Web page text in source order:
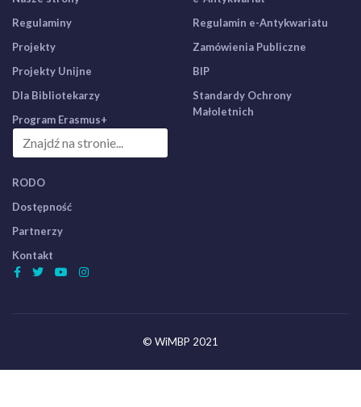
Regulaminy
Projekty
Projekty Unijne
Dla Bibliotekarzy
Program Erasmus+
Regulamin e-Antykwariatu
Zamówienia Publiczne
BIP
Standardy Ochrony
Małoletnich
RODO
Dostępność
Partnerzy
Kontakt
© WiMBP 2021